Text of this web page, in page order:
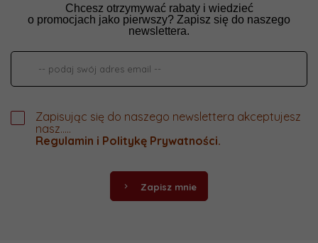
Chcesz otrzymywać rabaty i wiedzieć
o promocjach jako pierwszy? Zapisz się do naszego
newslettera.
Zapisując się do naszego newslettera akceptujesz
nasz.....
Regulamin i Politykę Prywatności.
Zapisz mnie